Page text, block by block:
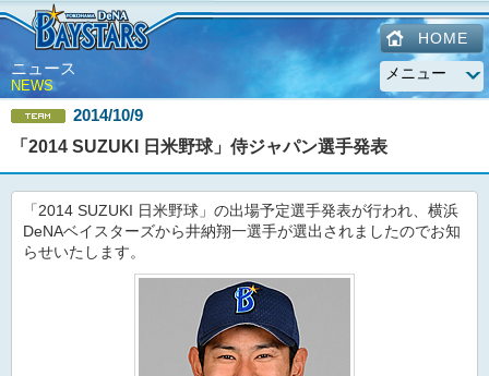
HOME
ニュース
NEWS
2014/10/9
「2014 SUZUKI 日米野球」侍ジャパン選手発表
「2014 SUZUKI 日米野球」の出場予定選手発表が行われ、横浜
DeNAベイスターズから井納翔一選手が選出されましたのでお知
らせいたします。